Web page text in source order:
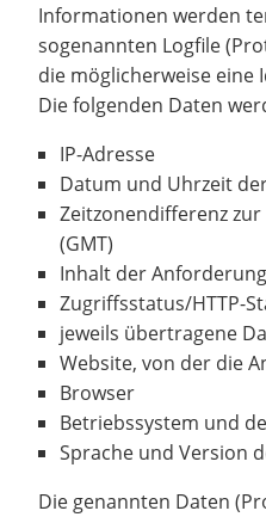
Informationen werden
sogenannten Logfile
die möglicherweise eine
Die folgenden Daten
IP-Adresse
Datum und Uhrzeit
Zeitzonendifferenz
(GMT)
Inhalt der
Zugriffsstatus/HTTP-
jeweils übertragene
Website, von der die
Browser
Betriebssystem und
Sprache und Version
Die genannten Daten